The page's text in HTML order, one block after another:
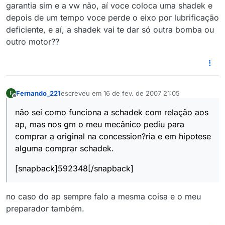
garantia sim e a vw não, aí voce coloca uma shadek e
depois de um tempo voce perde o eixo por lubrificação
deficiente, e aí, a shadek vai te dar só outra bomba ou
outro motor??
F Fernando_221escreveu em 16 de fev. de 2007 21:05
última edição por
não sei como funciona a schadek com relação aos
ap, mas nos gm o meu mecânico pediu para
comprar a original na concession?ria e em hipotese
alguma comprar schadek.
[snapback]592348[/snapback]
no caso do ap sempre falo a mesma coisa e o meu
preparador também.